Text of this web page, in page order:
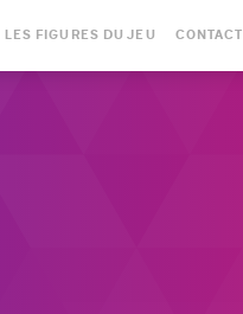
LES FIGURES DU JEU CONTACT